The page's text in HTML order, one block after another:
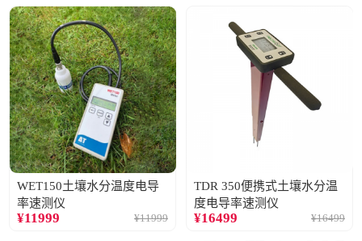
WET150土壤水分温度电导
率速测仪
¥11999 ¥11999
TDR 350便携式土壤水分温
度电导率速测仪
¥16499 ¥16499